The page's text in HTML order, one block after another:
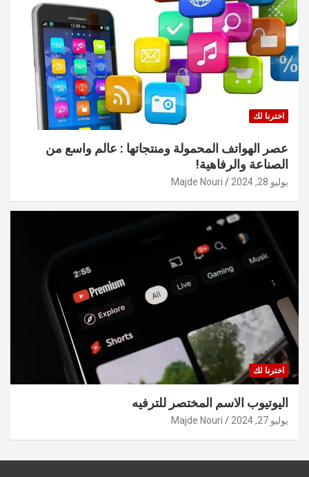
اخترنا لك
عصر الهواتف المحمولة ومنتجاتها : عالم واسع من
الصناعة والرفاهية!
يوليو 28, 2024 Majde Nouri
اخترنا لك
اليوتيوب الاسم المختصر للترفيه
يوليو 27, 2024 Majde Nouri